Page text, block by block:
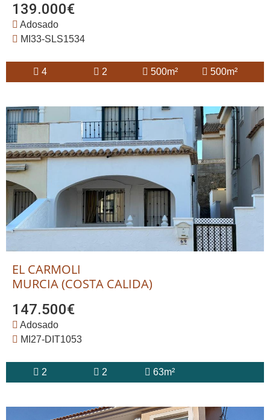
139.000€
Adosado
MI33-SLS1534
4 2 500m² 500m²
EL CARMOLI
MURCIA (COSTA CALIDA)
147.500€
Adosado
MI27-DIT1053
2 2 63m²